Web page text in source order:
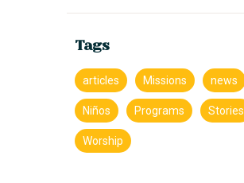
Tags
articles Missions news
Niños Programs Stories
Worship